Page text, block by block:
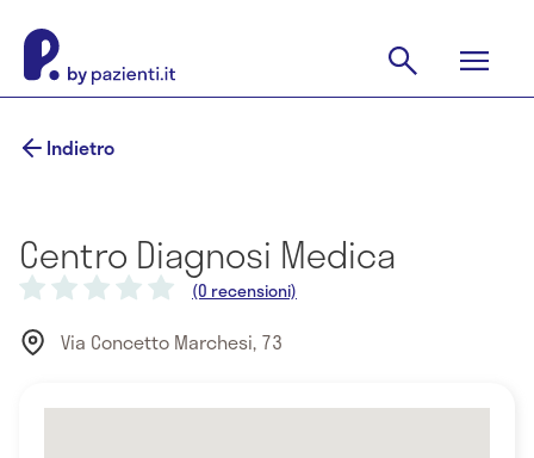
Indietro
Centro Diagnosi Medica
(0 recensioni)
Via Concetto Marchesi, 73